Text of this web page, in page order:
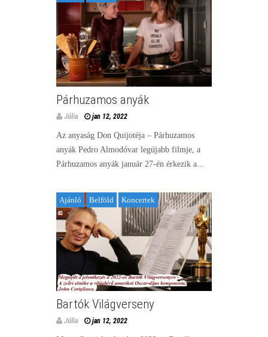
Párhuzamos anyák
Júlia jan 12, 2022
Az anyaság Don Quijotéja – Párhuzamos
anyák Pedro Almodóvar legújabb filmje, a
Párhuzamos anyák január 27-én érkezik a...
Ajánló Belföld Koncertek
Bartók Világverseny
Júlia jan 12, 2022